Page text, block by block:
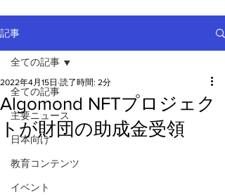
記事
全ての記事
主要ニュース
日本向け
教育コンテンツ
イベント
全ての記事
Algomond NFTプロジェク
トが財団の助成金受領
2022年4月15日 読了時間: 2分